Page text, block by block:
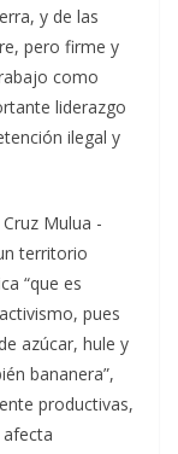
y de las
pero firme y
como
liderazgo
ilegal y
Mulua -
territorio
“que es
pues
azúcar, hule y
bananera”,
productivas,